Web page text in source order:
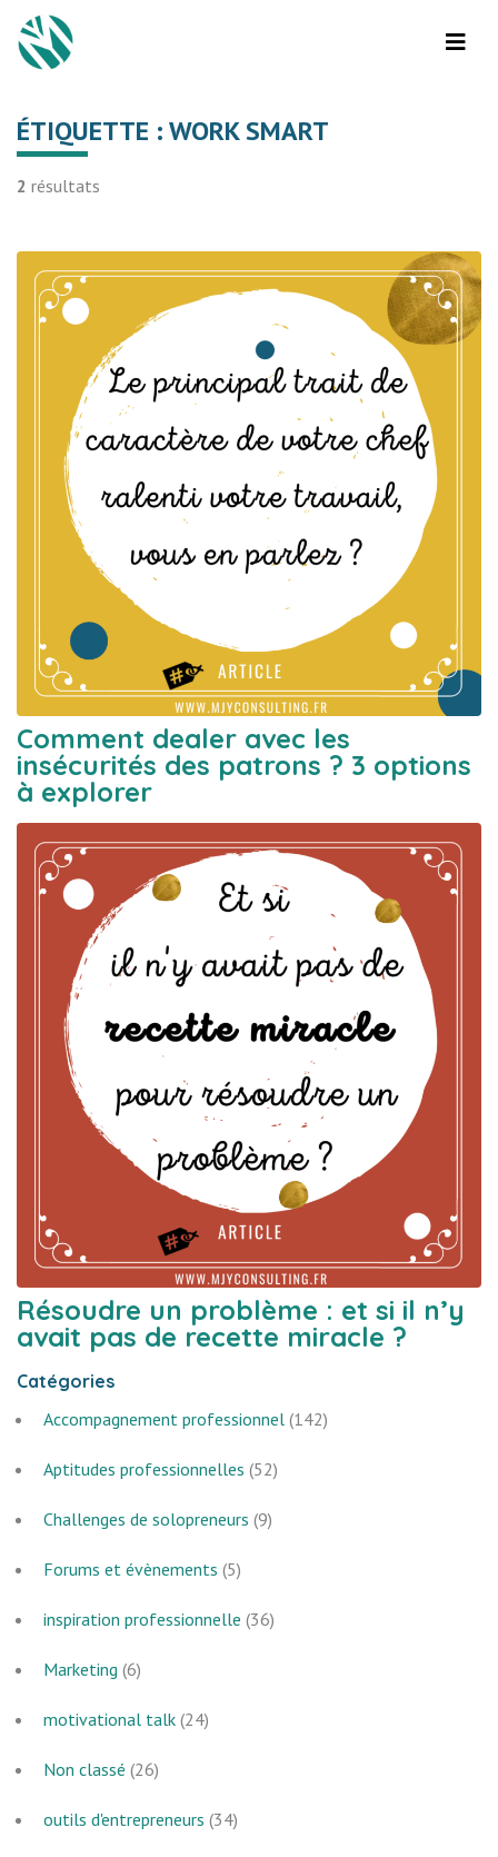
ÉTIQUETTE :WORK SMART
2 résultats
Comment dealer avec les
insécurités des patrons ? 3 options
à explorer
Résoudre un problème : et si il n’y
avait pas de recette miracle ?
Catégories
Accompagnement professionnel (142)
Aptitudes professionnelles (52)
Challenges de solopreneurs (9)
Forums et évènements (5)
inspiration professionnelle (36)
Marketing (6)
motivational talk (24)
Non classé (26)
outils d'entrepreneurs (34)